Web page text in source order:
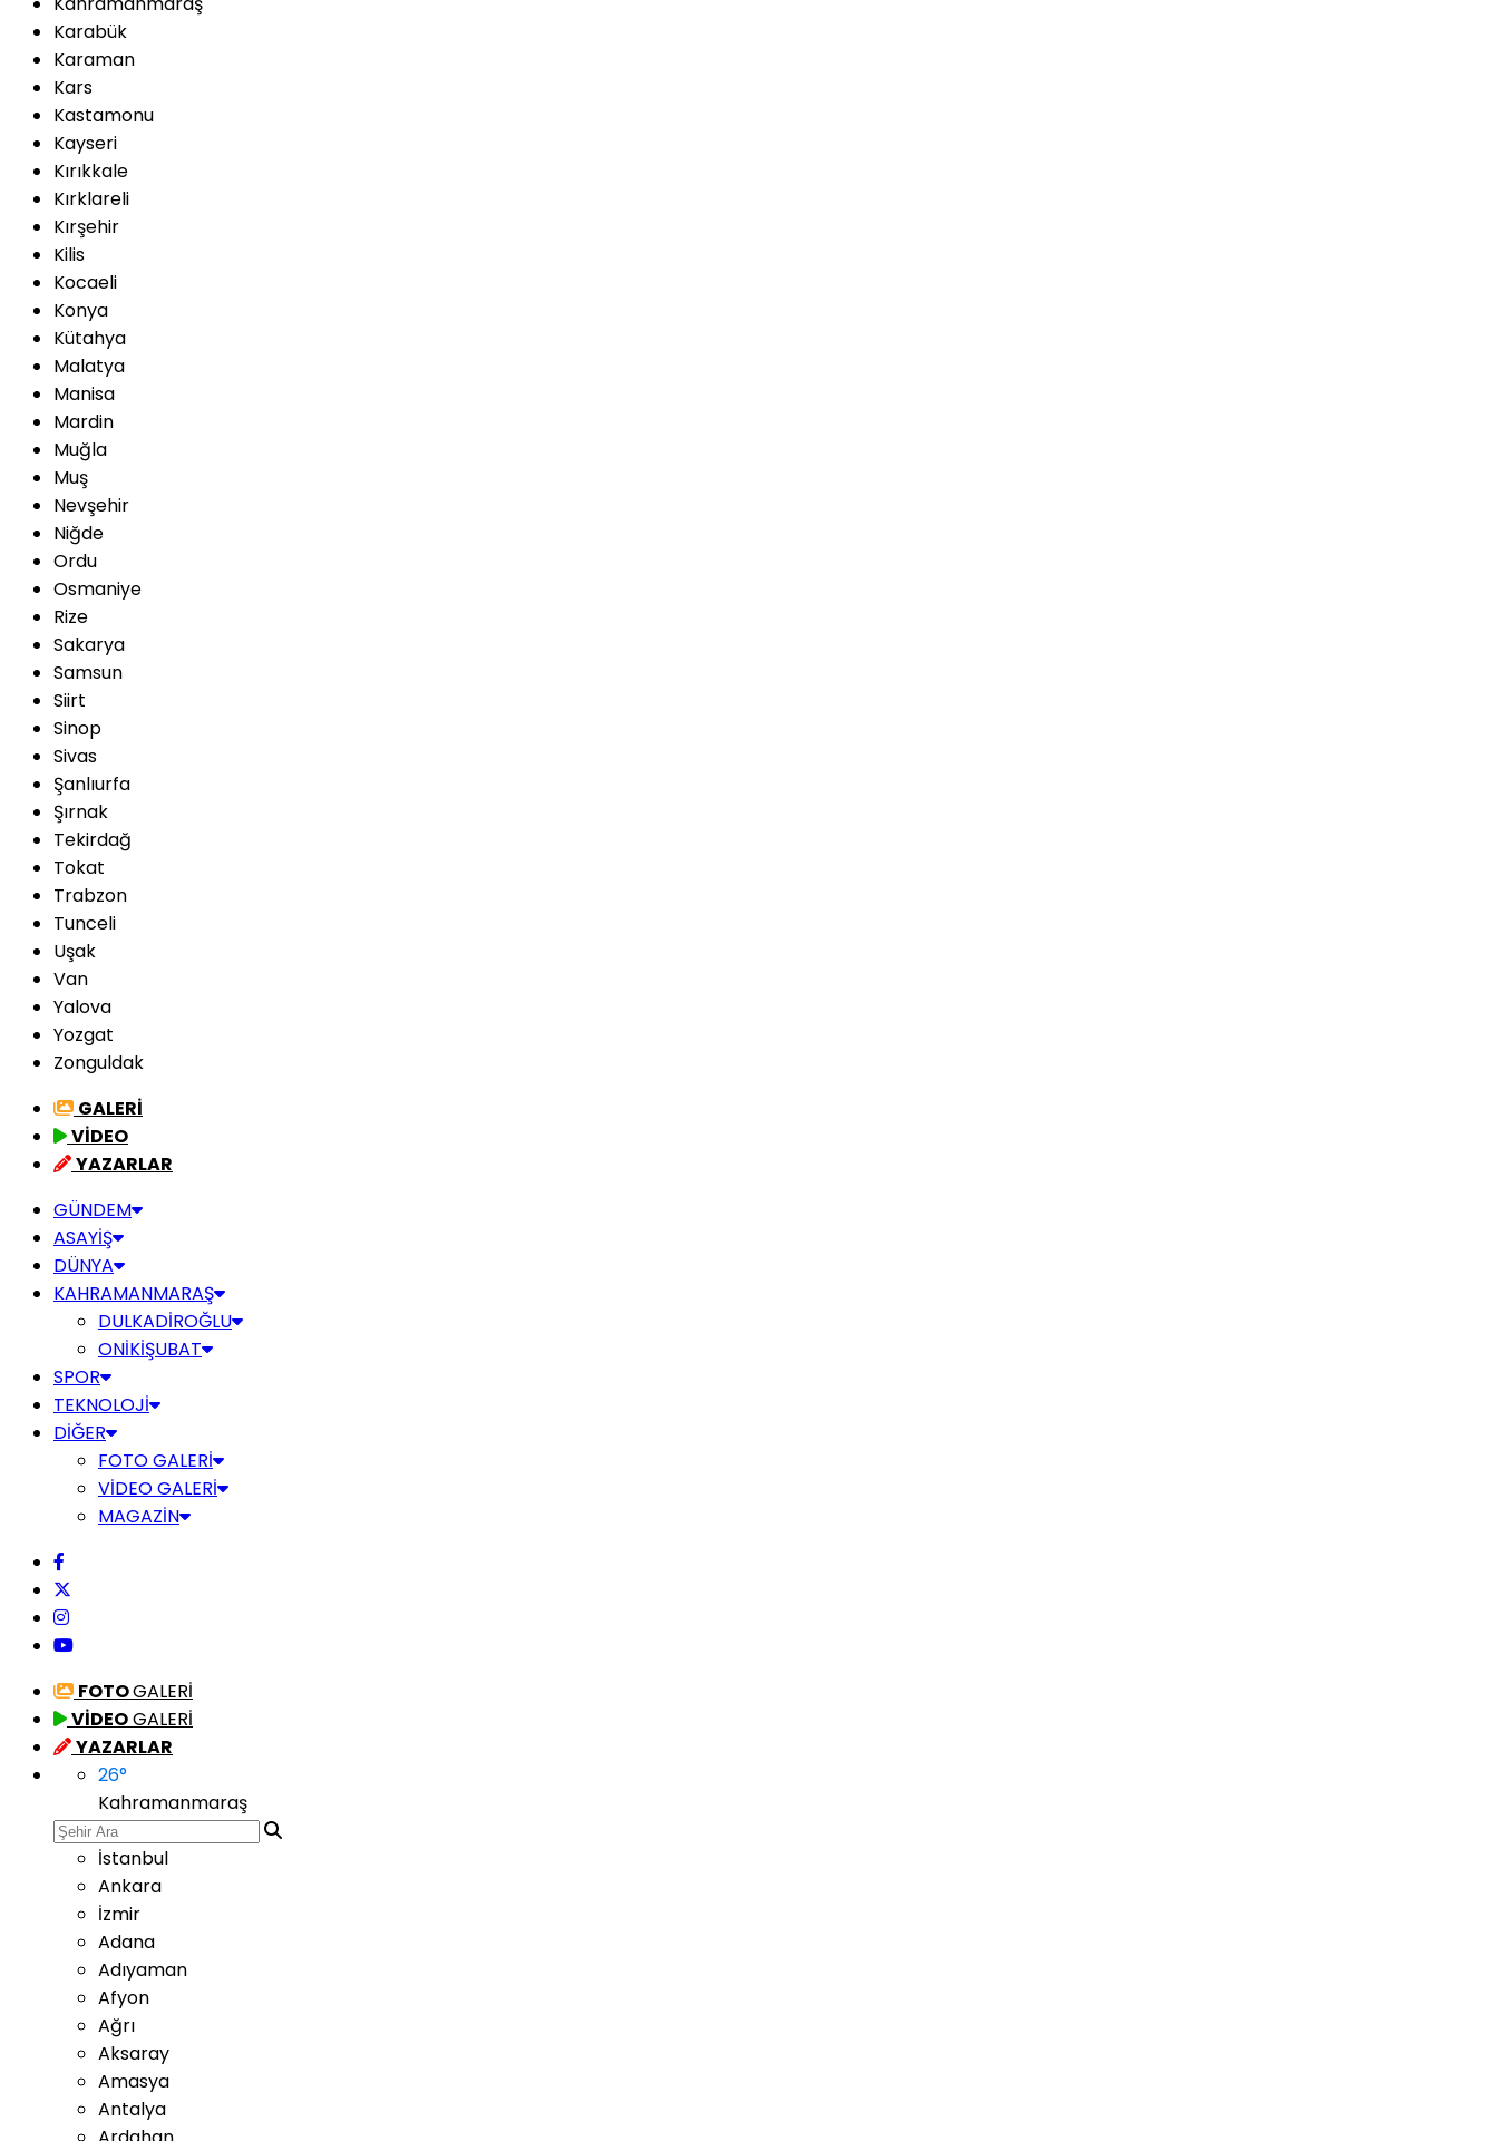
Karabük
Karaman
Kars
Kastamonu
Kayseri
Kırıkkale
Kırklareli
Kırşehir
Kilis
Kocaeli
Konya
Kütahya
Malatya
Manisa
Mardin
Muğla
Muş
Nevşehir
Niğde
Ordu
Osmaniye
Rize
Sakarya
Samsun
Siirt
Sinop
Sivas
Şanlıurfa
Şırnak
Tekirdağ
Tokat
Trabzon
Tunceli
Uşak
Van
Yalova
Yozgat
Zonguldak
GALERİ
VİDEO
YAZARLAR
GÜNDEM
ASAYİŞ
DÜNYA
KAHRAMANMARAŞ
DULKADİROĞLU
ONİKİŞUBAT
SPOR
TEKNOLOJİ
DİĞER
FOTO GALERİ
VİDEO GALERİ
MAGAZİN
FOTOGALERİ
VİDEOGALERİ
YAZARLAR
26°
Kahramanmaraş
İstanbul
Ankara
İzmir
Adana
Adıyaman
Afyon
Ağrı
Aksaray
Amasya
Antalya